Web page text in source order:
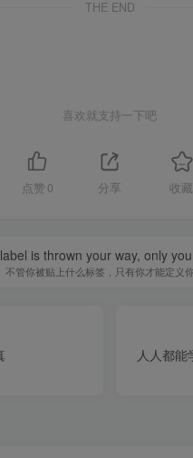
THE END
喜欢就支持一下吧
点赞 0 分享 收藏
is thrown your way, only
不管你被贴上什么标签，只有你才能定义
人人都